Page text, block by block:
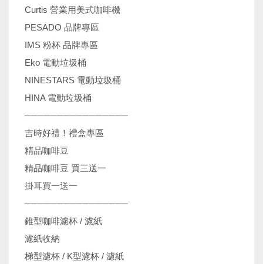
Curtis 營業用美式咖啡機
PESADO 品牌專區
IMS 粉杯 品牌專區
Eko 電動垃圾桶
NINESTARS 電動垃圾桶
HINA 電動垃圾桶
────────────────
吉時好禮！禮盒專區
精品咖啡豆
精品咖啡豆 買三送一
掛耳買一送一
────────────────
錐型咖啡濾杯 / 濾紙
濾紙收納
梯型濾杯 / K型濾杯 / 濾紙